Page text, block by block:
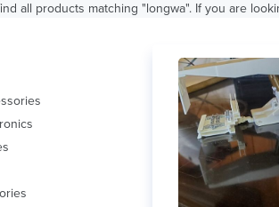
all products matching "longwa". If you are